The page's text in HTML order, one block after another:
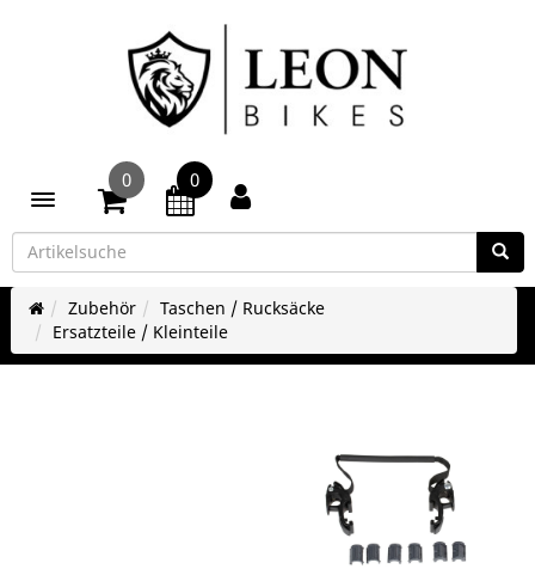
Toggle navigation
0 0
Zubehör
Taschen / Rucksäcke
Ersatzteile / Kleinteile